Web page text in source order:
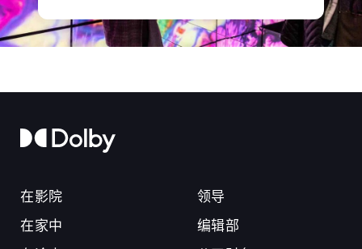
在影院
在家中
领导
编辑部